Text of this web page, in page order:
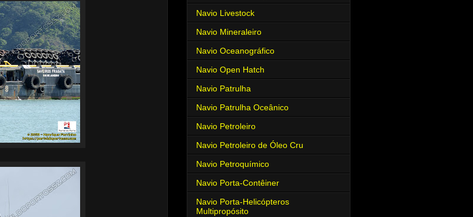
Navio Livestock
Navio Mineraleiro
Navio Oceanográfico
Navio Open Hatch
Navio Patrulha
Navio Patrulha Oceânico
Navio Petroleiro
Navio Petroleiro de Óleo Cru
Navio Petroquímico
Navio Porta-Contêiner
Navio Porta-Helicópteros
Multipropósito